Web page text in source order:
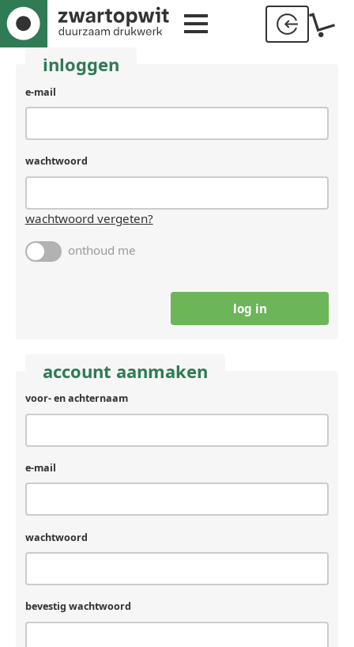
inloggen
e-mail
wachtwoord
wachtwoord vergeten?
onthoud me
account aanmaken
voor- en achternaam
e-mail
wachtwoord
bevestig wachtwoord